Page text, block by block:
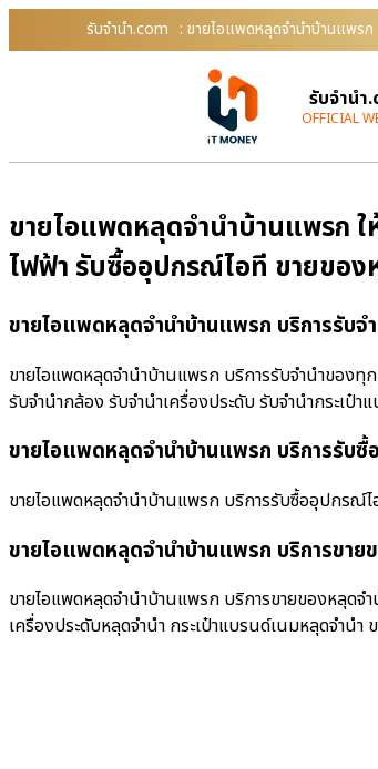
รับจํานํา.com : ขายไอแพดหลุดจำนำบ้านแพรก
รับจํานํา
OFFICIAL
ขายไอแพดหลุดจำนำบ้านแพรก ใ
ไฟฟ้า รับซื้ออุปกรณ์ไอที ขายขอ
ขายไอแพดหลุดจำนำบ้านแพรก บริการรับจ
ขายไอแพดหลุดจำนำบ้านแพรก บริการรับจำนำของทุ
รับจำนำกล้อง รับจำนำเครื่องประดับ รับจำนำกระเป๋
ขายไอแพดหลุดจำนำบ้านแพรก บริการรับซื้
ขายไอแพดหลุดจำนำบ้านแพรก บริการรับซื้ออุปกรณ์
ขายไอแพดหลุดจำนำบ้านแพรก บริการขาย
ขายไอแพดหลุดจำนำบ้านแพรก บริการขายของหลุดจ
เครื่องประดับหลุดจำนำ กระเป๋าแบรนด์เนมหลุดจำน